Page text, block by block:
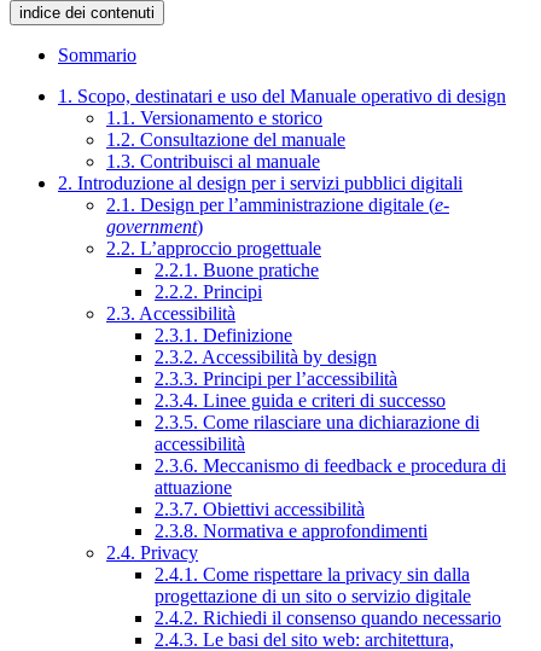
indice dei contenuti
Sommario
1. Scopo, destinatari e uso del Manuale operativo di design
1.1. Versionamento e storico
1.2. Consultazione del manuale
1.3. Contribuisci al manuale
2. Introduzione al design per i servizi pubblici digitali
2.1. Design per l’amministrazione digitale (e-
government)
2.2. L’approccio progettuale
2.2.1. Buone pratiche
2.2.2. Principi
2.3. Accessibilità
2.3.1. Definizione
2.3.2. Accessibilità by design
2.3.3. Principi per l’accessibilità
2.3.4. Linee guida e criteri di successo
2.3.5. Come rilasciare una dichiarazione di
accessibilità
2.3.6. Meccanismo di feedback e procedura di
attuazione
2.3.7. Obiettivi accessibilità
2.3.8. Normativa e approfondimenti
2.4. Privacy
2.4.1. Come rispettare la privacy sin dalla
progettazione di un sito o servizio digitale
2.4.2. Richiedi il consenso quando necessario
2.4.3. Le basi del sito web: architettura,